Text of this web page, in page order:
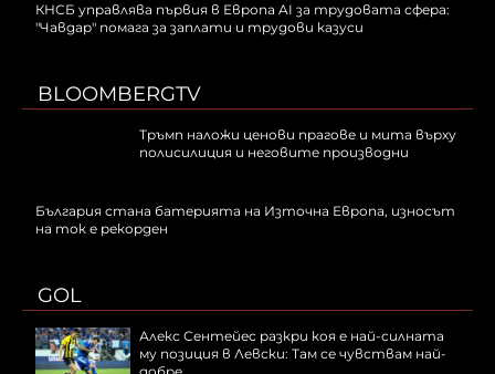
КНСБ управлява първия в Европа AI за трудовата сфера:
"Чавдар" помага за заплати и трудови казуси
BLOOMBERGTV
Тръмп наложи ценови прагове и мита върху
полисилиция и неговите производни
България стана батерията на Източна Европа, износът
на ток е рекорден
GOL
Алекс Сентейес разкри коя е най-силната
му позиция в Левски: Там се чувствам най-